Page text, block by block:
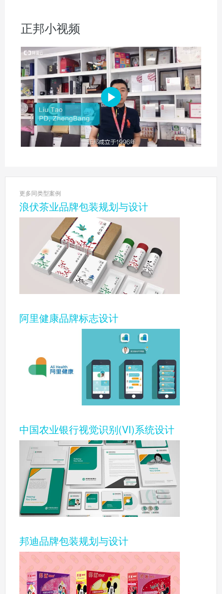
正邦小视频
更多同类型案例
浪伏茶业品牌包装规划与设计
阿里健康品牌标志设计
中国农业银行视觉识别(VI)系统设计
邦迪品牌包装规划与设计